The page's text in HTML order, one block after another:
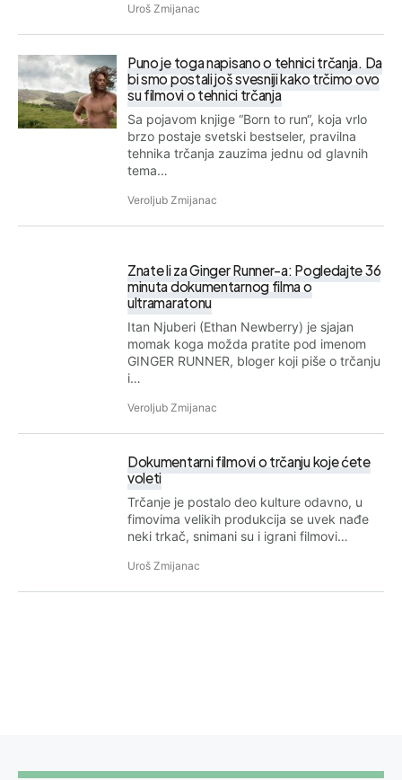
Uroš Zmijanac
Puno je toga napisano o tehnici trčanja. Da
bi smo postali još svesniji kako trčimo ovo
su filmovi o tehnici trčanja
Sa pojavom knjige “Born to run“, koja vrlo
brzo postaje svetski bestseler, pravilna
tehnika trčanja zauzima jednu od glavnih
tema…
Veroljub Zmijanac
Znate li za Ginger Runner-a: Pogledajte 36
minuta dokumentarnog filma o
ultramaratonu
Itan Njuberi (Ethan Newberry) je sjajan
momak koga možda pratite pod imenom
GINGER RUNNER, bloger koji piše o trčanju
i…
Veroljub Zmijanac
Dokumentarni filmovi o trčanju koje ćete
voleti
Trčanje je postalo deo kulture odavno, u
fimovima velikih produkcija se uvek nađe
neki trkač, snimani su i igrani filmovi…
Uroš Zmijanac